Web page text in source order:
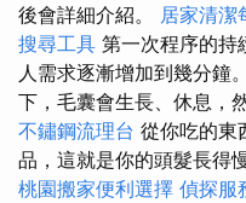
後會詳細介紹。 居家清潔
搜尋工具 第一次程序的持
人需求逐漸增加到幾分鐘。
下，毛囊會生長、休息，
不鏽鋼流理台 從你吃的東
品，這就是你的頭髮長得
桃園搬家便利選擇 偵探服